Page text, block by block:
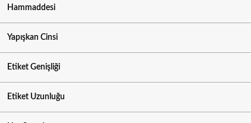
Hammaddesi
Yapışkan Cinsi
Etiket Genişliği
Etiket Uzunluğu